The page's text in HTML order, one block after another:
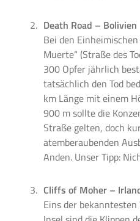
Death Road – Bolivien
Bei den
Muerte“ (Straße des
300 Opfer jährlich
tatsächlich den Tod
km Länge mit einem
900 m sollte die
Straße gelten, doch
atemberaubenden
Anden. Unser Tipp:
Cliffs of Moher –
Eins der